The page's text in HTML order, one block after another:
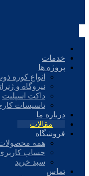
خدمات
پروژه ها
انواع کوره
نیروگاه و
داکت اسپلیت
تاسیسات
درباره ما
مقالات
فروشگاه
همه
حساب
سبد خرید
تماس